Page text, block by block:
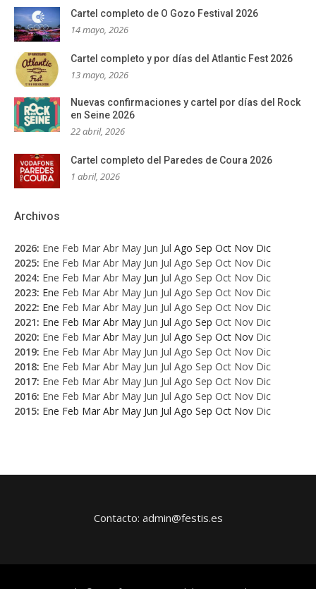
Cartel completo de O Gozo Festival 2026
14 mayo, 2026
Cartel completo y por días del Atlantic Fest 2026
13 mayo, 2026
Nuevas confirmaciones y cartel por días del Rock
en Seine 2026
22 abril, 2026
Cartel completo del Paredes de Coura 2026
1 abril, 2026
Archivos
2026: Ene Feb Mar Abr May Jun Jul Ago Sep Oct Nov Dic
2025: Ene Feb Mar Abr May Jun Jul Ago Sep Oct Nov Dic
2024: Ene Feb Mar Abr May Jun Jul Ago Sep Oct Nov Dic
2023: Ene Feb Mar Abr May Jun Jul Ago Sep Oct Nov Dic
2022: Ene Feb Mar Abr May Jun Jul Ago Sep Oct Nov Dic
2021: Ene Feb Mar Abr May Jun Jul Ago Sep Oct Nov Dic
2020: Ene Feb Mar Abr May Jun Jul Ago Sep Oct Nov Dic
2019: Ene Feb Mar Abr May Jun Jul Ago Sep Oct Nov Dic
2018: Ene Feb Mar Abr May Jun Jul Ago Sep Oct Nov Dic
2017: Ene Feb Mar Abr May Jun Jul Ago Sep Oct Nov Dic
2016: Ene Feb Mar Abr May Jun Jul Ago Sep Oct Nov Dic
2015: Ene Feb Mar Abr May Jun Jul Ago Sep Oct Nov Dic
Contacto: admin@festis.es